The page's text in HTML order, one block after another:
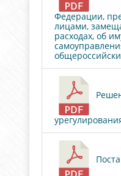
Федерации,
лицами,
расходах, об